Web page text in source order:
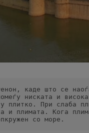
каде што се
ниската и
плитко. При слаба
и плимата. Кога
со море.